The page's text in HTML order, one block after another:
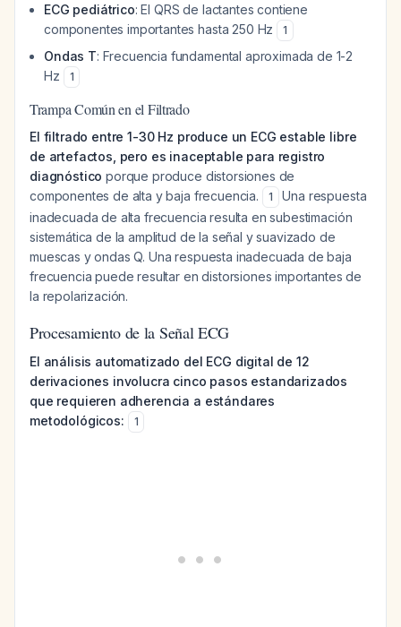
ECG pediátrico: El QRS de lactantes contiene
componentes importantes hasta 250 Hz
1
Ondas T: Frecuencia fundamental aproximada de 1-2
Hz
1
Trampa Común en el Filtrado
El filtrado entre 1-30 Hz produce un ECG estable libre
de artefactos, pero es inaceptable para registro
diagnóstico porque produce distorsiones de
componentes de alta y baja frecuencia.
1
Una respuesta
inadecuada de alta frecuencia resulta en subestimación
sistemática de la amplitud de la señal y suavizado de
muescas y ondas Q. Una respuesta inadecuada de baja
frecuencia puede resultar en distorsiones importantes de
la repolarización.
Procesamiento de la Señal ECG
El análisis automatizado del ECG digital de 12
derivaciones involucra cinco pasos estandarizados
que requieren adherencia a estándares
metodológicos:
1